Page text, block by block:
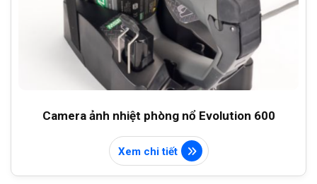
Camera ảnh nhiệt phòng nổ Evolution 600
Xem chi tiết